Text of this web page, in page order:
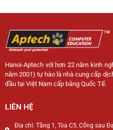
Hanoi-Aptech với hơn 22 năm kinh
năm 2001) tự hào là nhà cung cấp
đầu tại Việt Nam cấp bằng Quốc Tế.
LIÊN HỆ
Địa chỉ: Tầng 1, Tòa C5, Cổng sau